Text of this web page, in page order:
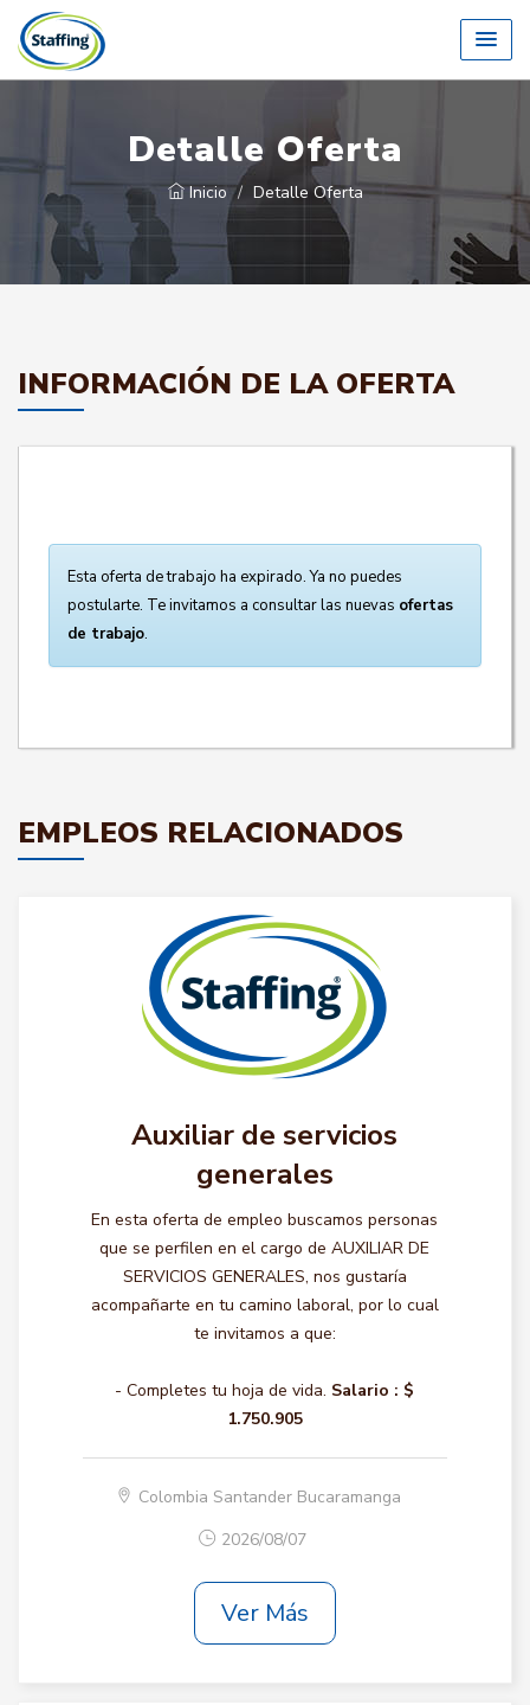
Detalle Oferta
Inicio Detalle Oferta
INFORMACIÓN DE LA OFERTA
Esta oferta de trabajo ha expirado. Ya no puedes
postularte. Te invitamos a consultar las nuevas ofertas
de trabajo.
EMPLEOS RELACIONADOS
Auxiliar de servicios
generales
En esta oferta de empleo buscamos personas
que se perfilen en el cargo de AUXILIAR DE
SERVICIOS GENERALES, nos gustaría
acompañarte en tu camino laboral, por lo cual
te invitamos a que:
- Completes tu hoja de vida. Salario : $
1.750.905
Colombia Santander Bucaramanga
2026/08/07
Ver Más